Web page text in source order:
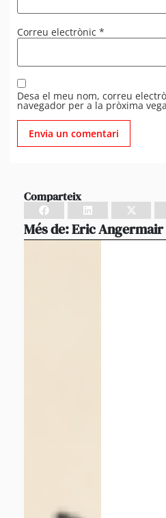
Correu electrònic *
Desa el meu nom, correu
navegador per a la pròxima
Comparteix
Més de:Eric Angermair